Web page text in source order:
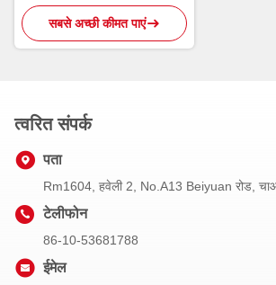
सबसे अच्छी कीमत पाएं
त्वरित संपर्क
पता
Rm1604, हवेली 2, No.A13 Beiyuan रोड,
टेलीफोन
86-10-53681788
ईमेल